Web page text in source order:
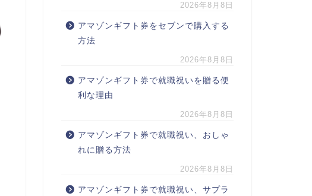
2026年8月8日
アマゾンギフト券をセブンで購入する
方法
2026年8月8日
アマゾンギフト券で就職祝いを贈る便
利な理由
2026年8月8日
アマゾンギフト券で就職祝い、おしゃ
れに贈る方法
2026年8月8日
アマゾンギフト券で就職祝い、サプラ